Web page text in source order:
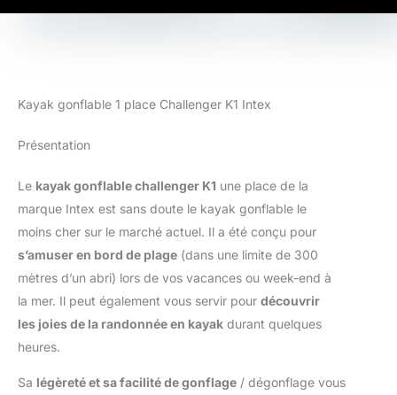
Kayak gonflable 1 place Challenger K1 Intex
Présentation
Le kayak gonflable challenger K1 une place de la
marque Intex est sans doute le kayak gonflable le
moins cher sur le marché actuel. Il a été conçu pour
s’amuser en bord de plage (dans une limite de 300
mètres d’un abri) lors de vos vacances ou week-end à
la mer. Il peut également vous servir pour découvrir
les joies de la randonnée en kayak durant quelques
heures.
Sa légèreté et sa facilité de gonflage / dégonflage vous